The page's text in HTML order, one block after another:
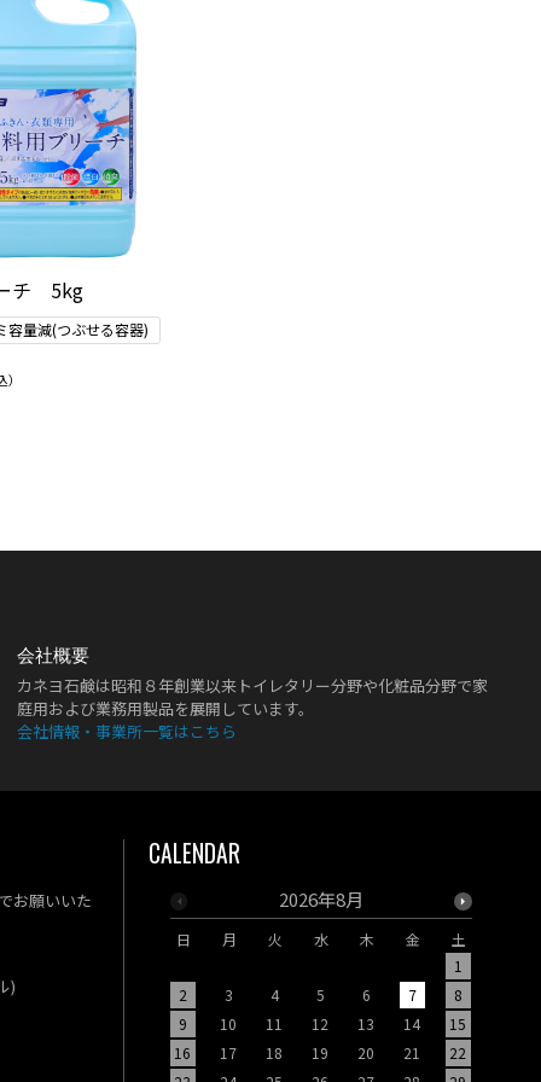
チ 5kg
容量減(つぶせる容器)
会社概要
カネヨ石鹸は昭和８年創業以来トイレタリー分野や化粧品分野で家
庭用および業務用製品を展開しています。
会社情報・事業所一覧はこちら
お願いいた
)
CALENDAR
2026年8月
日 月 火 水 木 金
土
1
2
3 4 5 6 7
8
9
10 11 12 13 14
15
16
17 18 19 20 21
22